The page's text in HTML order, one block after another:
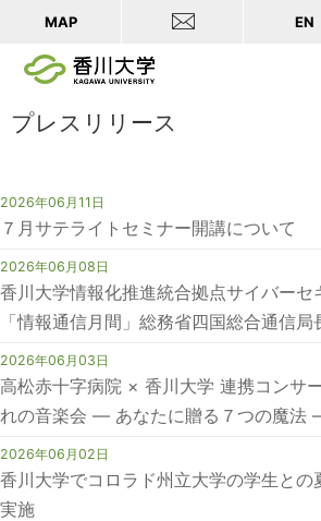
MAP EN
プレスリリース
2026年06月11日
７月サテライトセミナー開講について
2026年06月08日
香川大学情報化推進統合拠点サイバーセ
「情報通信月間」総務省四国総合通信
2026年06月03日
高松赤十字病院 × 香川大学 連携コンサ
れの音楽会 ― あなたに贈る７つの魔法
2026年06月02日
香川大学でコロラド州立大学の学生との
実施